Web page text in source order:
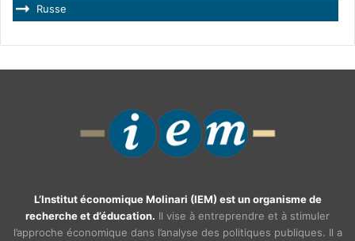
Russe
L’Institut économique Molinari (IEM) est un organisme de
recherche et d’éducation. Il vise à entreprendre et à stimuler
l’approche économique dans l’analyse des politiques publiques. Il a